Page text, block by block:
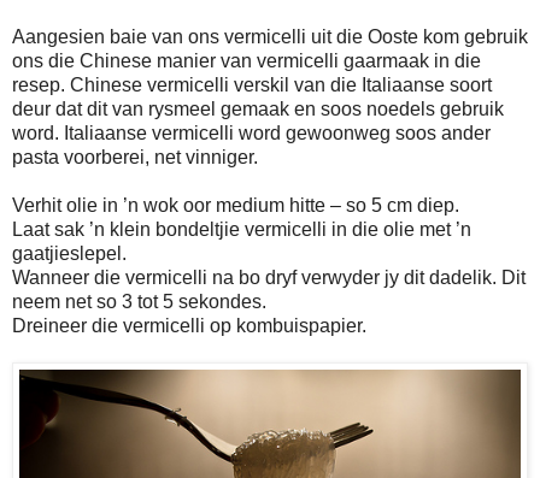
Aangesien baie van ons vermicelli uit die Ooste kom gebruik
ons die Chinese manier van vermicelli gaarmaak in die
resep. Chinese vermicelli verskil van die Italiaanse soort
deur dat dit van rysmeel gemaak en soos noedels gebruik
word. Italiaanse vermicelli word gewoonweg soos ander
pasta voorberei, net vinniger.
Verhit olie in ’n wok oor medium hitte – so 5 cm diep.
Laat sak ’n klein bondeltjie vermicelli in die olie met ’n
gaatjieslepel.
Wanneer die vermicelli na bo dryf verwyder jy dit dadelik. Dit
neem net so 3 tot 5 sekondes.
Dreineer die vermicelli op kombuispapier.